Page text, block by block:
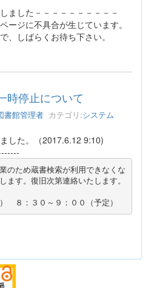
ました－－－－－－－－－－
ージに不具合が生じています。
、しばらくお待ち下さい。
時停止について
書館管理者 カテゴリ:システム
した。（2017.6.12 9:10)
のため蔵書検索が利用できなくな
ます。復旧次第連絡いたします。
　８：３０～９：００（予定）